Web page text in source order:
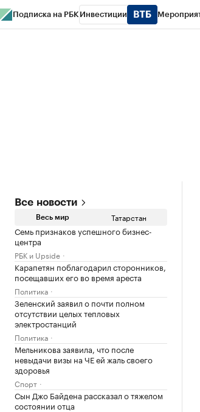
Подписка на РБК Инвестиции
Все новости
Весь мир Татарстан
Семь признаков успешного бизнес-
центра
РБК и Upside
Карапетян поблагодарил сторонников,
посещавших его во время ареста
Политика
Зеленский заявил о почти полном
отсутствии целых тепловых
электростанций
Политика
Мельникова заявила, что после
невыдачи визы на ЧЕ ей жаль своего
здоровья
Спорт
Сын Джо Байдена рассказал о тяжелом
состоянии отца